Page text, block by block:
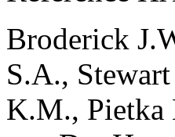
Broderick
S.A., Stewart
K.M., Pietka